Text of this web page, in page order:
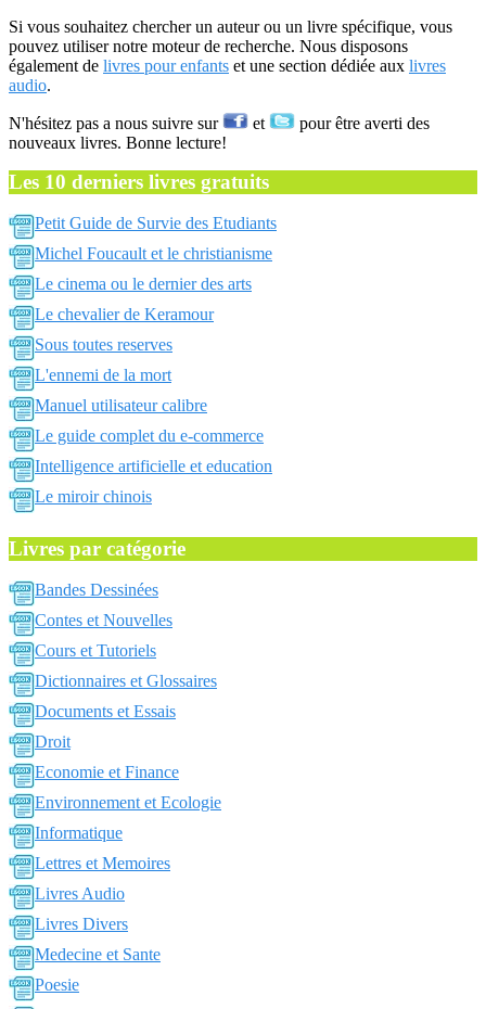
Si vous souhaitez chercher un auteur ou un livre spécifique, vous
pouvez utiliser notre moteur de recherche. Nous disposons
également de livres pour enfants et une section dédiée aux livres
audio.
N'hésitez pas a nous suivre sur et
pour être averti des
nouveaux livres. Bonne lecture!
Les 10 derniers livres gratuits
Petit Guide de Survie des Etudiants
Michel Foucault et le christianisme
Le cinema ou le dernier des arts
Le chevalier de Keramour
Sous toutes reserves
L'ennemi de la mort
Manuel utilisateur calibre
Le guide complet du e-commerce
Intelligence artificielle et education
Le miroir chinois
Livres par catégorie
Bandes Dessinées
Contes et Nouvelles
Cours et Tutoriels
Dictionnaires et Glossaires
Documents et Essais
Droit
Economie et Finance
Environnement et Ecologie
Informatique
Lettres et Memoires
Livres Audio
Livres Divers
Medecine et Sante
Poesie